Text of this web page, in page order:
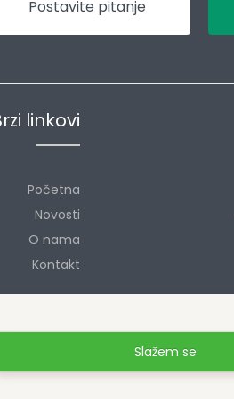
Postavite pitanje
linkovi
Početna
Novosti
O nama
Kontakt
Slažem se